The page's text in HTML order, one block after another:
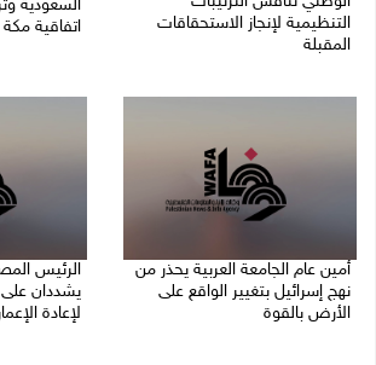
التنظيمية لإنجاز الاستحقاقات
المقبلة
السعودية
اتفاقية
أمين عام الجامعة العربية يحذر من
نهج إسرائيل بتغيير الواقع على
الأرض بالقوة
الرئيس
يشددان على
لإعادة